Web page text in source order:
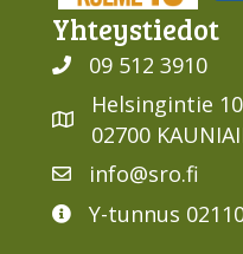
Yhteys­tiedot
09 512 3910
Helsingintie 10
02700
info@sro.fi
Y-tunnus